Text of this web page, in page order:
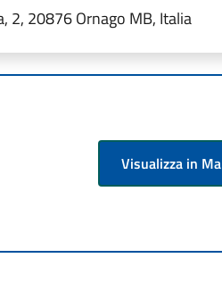
2, 20876 Ornago MB, Italia
Visualizza in